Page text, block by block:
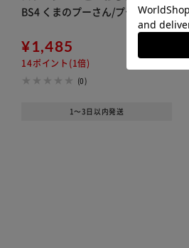
BS4 くまのプーさん/プチフレ
¥1,485
14ポイント(1倍)
(0)
1～3日以内発送